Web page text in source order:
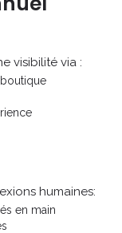
visibilité via :
humaines:
en main